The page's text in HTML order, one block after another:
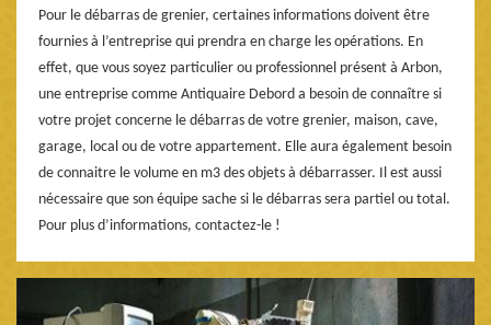
Pour le débarras de grenier, certaines informations doivent être
fournies à l’entreprise qui prendra en charge les opérations. En
effet, que vous soyez particulier ou professionnel présent à Arbon,
une entreprise comme Antiquaire Debord a besoin de connaître si
votre projet concerne le débarras de votre grenier, maison, cave,
garage, local ou de votre appartement. Elle aura également besoin
de connaitre le volume en m3 des objets à débarrasser. Il est aussi
nécessaire que son équipe sache si le débarras sera partiel ou total.
Pour plus d’informations, contactez-le !